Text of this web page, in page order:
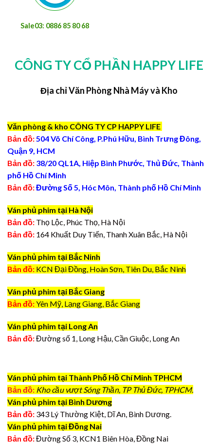
Sale03: 0886 85 80 68
CÔNG TY CỔ PHẦN HAPPY LIFE
Địa chỉ Văn Phòng Nhà Máy và Kho
Văn phòng & kho CÔNG TY CP HAPPY LIFE
Bản đồ:504 Võ Chí Công, P.Phú Hữu, Bình Trưng Đông,
Quận 9, HCM
Bản đồ: 38/20 QL1A, Hiệp Bình Phước, Thủ Đức, Thành
phố Hồ Chí Minh
Bản đồ:Đường Số 5, Hóc Môn, Thành phố Hồ Chí Minh
Ván phủ phim tại Hà Nội
Bản đồ: Thọ Lộc, Phúc Thọ, Hà Nội
Bản đồ: 164 Khuất Duy Tiến, Thanh Xuân Bắc, Hà Nội
Ván phủ phim tại Bắc Ninh
Bản đồ: KCN Đại Đồng, Hoàn Sơn, Tiên Du, Bắc Ninh
Ván phủ phim tại Bắc Giang
Bản đồ:Yên Mỹ, Lạng Giang, Bắc Giang
Ván phủ phim tại Long An
Bản đồ:Đường số 1, Long Hậu, Cần Giuộc, Long An
Ván phủ phim tại Thành Phố Hồ Chí Minh TPHCM
Bản đồ: Kho cầu vượt Sóng Thần, TP Thủ Đức, TPHCM.
Ván phủ phim tại Bình Dương
Bản đồ: 343 Lý Thường Kiệt, Dĩ An, Bình Dương.
Ván phủ phim tại Đồng Nai
Bản đồ:Đường Số 3, KCN1 Biên Hòa, Đồng Nai